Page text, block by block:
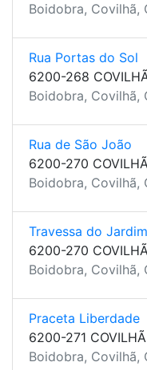
Boidobra, Covilhã,
Rua Portas do Sol
6200-268
Boidobra, Covilhã,
Rua de São João
6200-270
Boidobra, Covilhã,
Travessa do Jardim
6200-270
Boidobra, Covilhã,
Praceta Liberdade
6200-271 COVILHÃ
Boidobra, Covilhã,